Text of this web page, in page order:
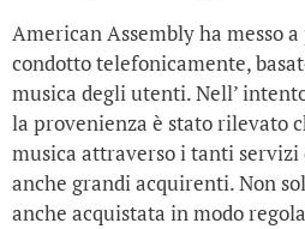
American Assembly ha messo
condotto telefonicamente,
musica degli utenti. Nell’
la provenienza è stato rilevato
musica attraverso i tanti
anche grandi acquirenti. Non
anche acquistata in modo